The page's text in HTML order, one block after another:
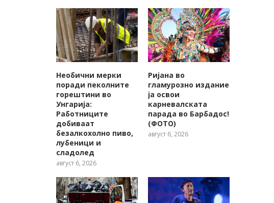
Необични мерки
поради пеколните
горештини во
Унгарија:
Работниците
добиваат
безалкохолно пиво,
лубеници и
сладолед
август 6, 2026
Ријана во
гламурозно издание
ја освои
карневалската
парада во Барбадос!
(ФОТО)
август 6, 2026